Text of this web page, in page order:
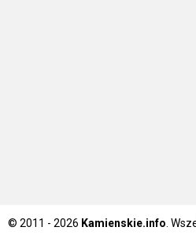
© 2011 - 2026 Kamienskie.info .